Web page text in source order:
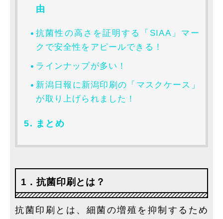
由
抗菌性の高さを証明する「SIAA」マー
クで安全性をアピールできる！
ラインナップが多い！
新潟日報に新潟印刷の「マスクケース」
が取り上げられました！
まとめ
1．抗菌印刷とは？
抗菌印刷とは、細菌の増殖を抑制するため